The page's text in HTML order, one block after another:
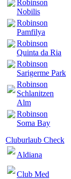
Robinson
Nobilis
Robinson
Pamfilya
Robinson
Quinta da Ria
Robinson
Sarigerme Park
Robinson
Schlanitzen
Alm
Robinson
Soma Bay
Cluburlaub Check
Aldiana
Club Med